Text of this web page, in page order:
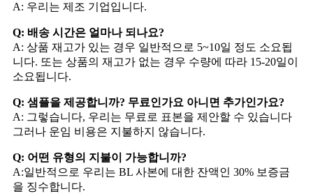
A: 우리는 제조 기업입니다.
Q: 배송 시간은 얼마나 되나요?
A: 상품 재고가 있는 경우 일반적으로 5~10일 정도 소요됩
니다. 또는 상품의 재고가 없는 경우 수량에 따라 15-20일이
소요됩니다.
Q: 샘플을 제공합니까? 무료인가요 아니면 추가인가요?
A: 그렇습니다, 우리는 무료로 표본을 제안할 수 있습니다
그러나 운임 비용은 지불하지 않습니다.
Q: 어떤 유형의 지불이 가능합니까?
A:일반적으로 우리는 BL 사본에 대한 잔액인 30% 보증금
을 징수합니다.